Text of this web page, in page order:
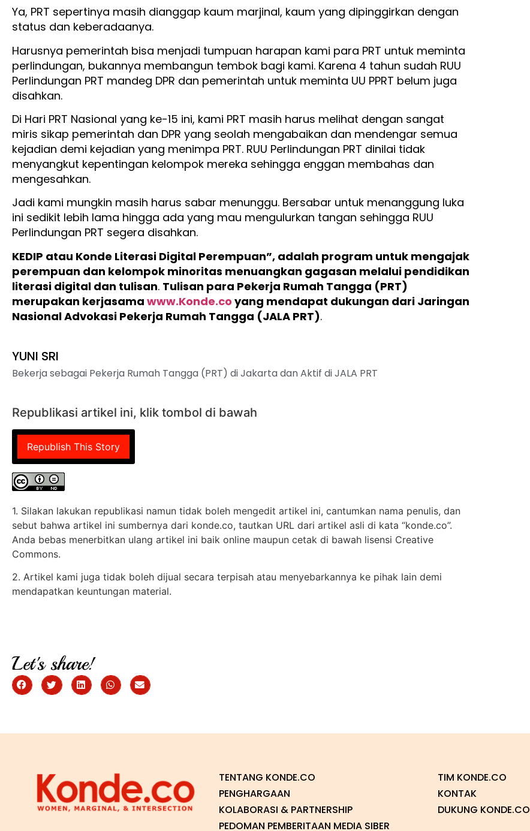
Ya, PRT sepertinya masih dianggap kaum marjinal, kaum yang dipinggirkan dengan
status dan keberadaanya.
Harusnya pemerintah bisa menjadi tumpuan harapan kami para PRT untuk meminta
perlindungan, bukannya membangun tembok bagi kami. Karena 4 tahun sudah RUU
Perlindungan PRT mandeg DPR dan pemerintah untuk meminta UU PPRT belum juga
disahkan.
Di Hari PRT Nasional yang ke-15 ini, kami PRT masih harus melihat dengan sangat
miris sikap pemerintah dan DPR yang seolah mengabaikan dan mendengar semua
kejadian demi kejadian yang menimpa PRT. RUU Perlindungan PRT dinilai tidak
menyangkut kepentingan kelompok mereka sehingga enggan membahas dan
mengesahkan.
Jadi kami mungkin masih harus sabar menunggu. Bersabar untuk menanggung luka
ini sedikit lebih lama hingga ada yang mau mengulurkan tangan sehingga RUU
Perlindungan PRT segera disahkan.
KEDIP atau Konde Literasi Digital Perempuan”, adalah program untuk mengajak
perempuan dan kelompok minoritas menuangkan gagasan melalui pendidikan
literasi digital dan tulisan. Tulisan para Pekerja Rumah Tangga (PRT)
merupakan kerjasama www.Konde.co yang mendapat dukungan dari Jaringan
Nasional Advokasi Pekerja Rumah Tangga (JALA PRT).
YUNI SRI
Bekerja sebagai Pekerja Rumah Tangga (PRT) di Jakarta dan Aktif di JALA PRT
Republikasi artikel ini, klik tombol di bawah
Republish This Story
1. Silakan lakukan republikasi namun tidak boleh mengedit artikel ini, cantumkan nama penulis, dan
sebut bahwa artikel ini sumbernya dari konde.co, tautkan URL dari artikel asli di kata “konde.co”.
Anda bebas menerbitkan ulang artikel ini baik online maupun cetak di bawah lisensi Creative
Commons.
2. Artikel kami juga tidak boleh dijual secara terpisah atau menyebarkannya ke pihak lain demi
mendapatkan keuntungan material.
Let's share!
TENTANG KONDE.CO
PENGHARGAAN
KOLABORASI & PARTNERSHIP
PEDOMAN PEMBERITAAN MEDIA SIBER
TIM KONDE.CO
KONTAK
DUKUNG KONDE.CO